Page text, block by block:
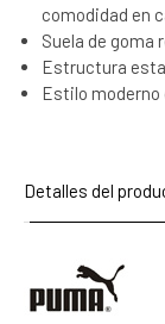
comodidad en
Suela de goma
Estructura
Estilo moderno
Detalles del